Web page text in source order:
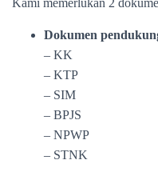
Kami memerlukan 2
Dokumen
– KK
– KTP
– SIM
– BPJS
– NPWP
– STNK